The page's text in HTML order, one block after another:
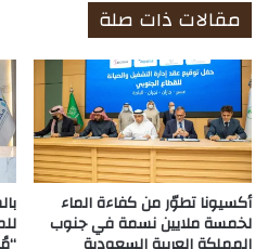
مقالات ذات صلة
أكسيونا تطوّر من كفاءة الماء
لخمسة ملايين نسمة في جنوب